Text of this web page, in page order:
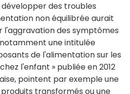
des troubles
non équilibrée aurait
l'aggravation des symptômes
notamment une intitulée
de l'alimentation sur les
l'enfant » publiée en 2012
pointent par exemple une
transformés ou une